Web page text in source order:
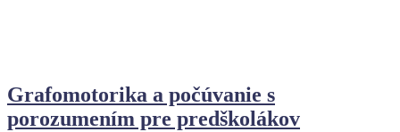
Grafomotorika a počúvanie s
porozumením pre predškolákov